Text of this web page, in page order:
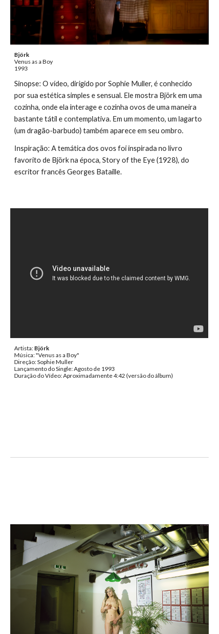
Björk
Venus as a Boy
1993
Sinopse: O vídeo, dirigido por Sophie Muller, é conhecido
por sua estética simples e sensual. Ele mostra Björk em uma
cozinha, onde ela interage e cozinha ovos de uma maneira
bastante tátil e contemplativa. Em um momento, um lagarto
(um dragão-barbudo) também aparece em seu ombro.
Inspiração: A temática dos ovos foi inspirada no livro
favorito de Björk na época, Story of the Eye (1928), do
escritor francês Georges Bataille.
Artista: Björk
Música: "Venus as a Boy"
Direção: Sophie Muller
Lançamento do Single: Agosto de 1993
Duração do Vídeo: Aproximadamente 4:42 (versão do álbum)